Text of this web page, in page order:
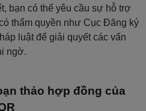
bạn có thể yêu cầu sự hỗ trợ
thẩm quyền như Cục Đăng ký
luật để giải quyết các vấn
ngờ.
thảo hợp đồng của